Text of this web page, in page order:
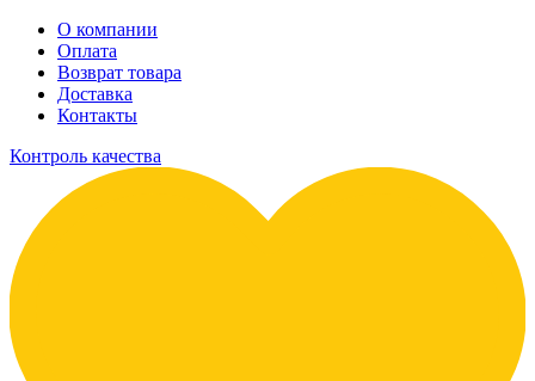
О компании
Оплата
Возврат товара
Доставка
Контакты
Контроль качества